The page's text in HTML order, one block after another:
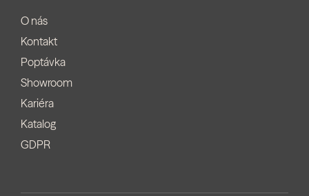
O nás
Kontakt
Poptávka
Showroom
Kariéra
Katalog
GDPR